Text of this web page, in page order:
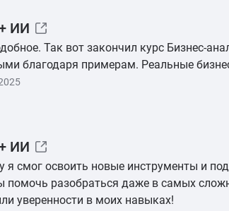
ИИ
Так вот закончил курс Бизнес-
благодаря примерам. Реальные
ИИ
я смог освоить новые инструменты и
помочь разобраться даже в самых
уверенности в моих навыках!